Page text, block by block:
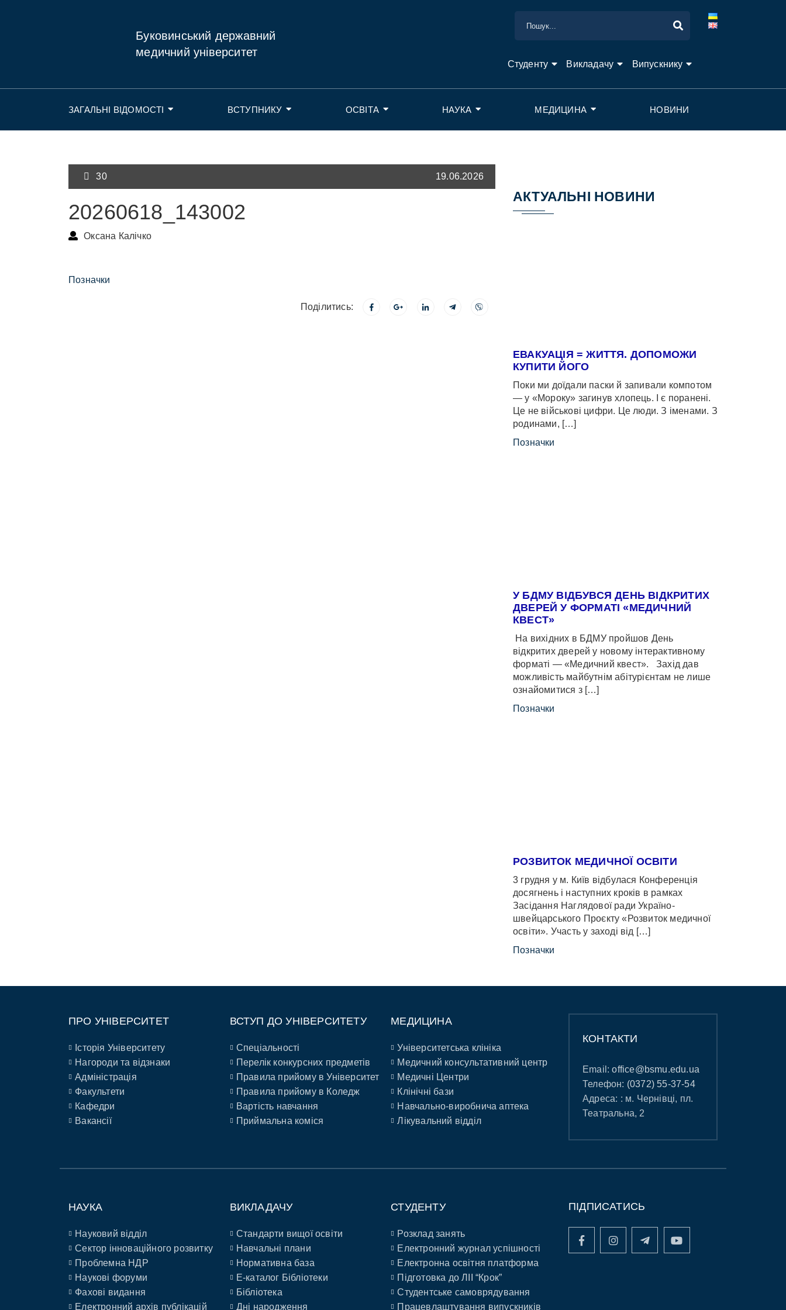
Буковинський державний
медичний університет
Студенту Викладачу Випускнику
ЗАГАЛЬНІ ВІДОМОСТІ ВСТУПНИКУ ОСВІТА НАУКА МЕДИЦИНА НОВИНИ
30 19.06.2026
20260618_143002
Оксана Калічко
Позначки
Поділитись:
АКТУАЛЬНІ НОВИНИ
ЕВАКУАЦІЯ = ЖИТТЯ. ДОПОМОЖИ
КУПИТИ ЙОГО
Поки ми доїдали паски й запивали компотом
— у «Мороку» загинув хлопець. І є поранені.
Це не військові цифри. Це люди. З іменами. З
родинами, […]
Позначки
У БДМУ ВІДБУВСЯ ДЕНЬ ВІДКРИТИХ
ДВЕРЕЙ У ФОРМАТІ «МЕДИЧНИЙ
КВЕСТ»
На вихідних в БДМУ пройшов День
відкритих дверей у новому інтерактивному
форматі — «Медичний квест». Захід дав
можливість майбутнім абітурієнтам не лише
ознайомитися з […]
Позначки
РОЗВИТОК МЕДИЧНОЇ ОСВІТИ
3 грудня у м. Київ відбулася Конференція
досягнень і наступних кроків в рамках
Засідання Наглядової ради Україно-
швейцарського Проєкту «Розвиток медичної
освіти». Участь у заході від […]
Позначки
ПРО УНІВЕРСИТЕТ
Історія Університету
Нагороди та відзнаки
Адміністрація
Факультети
Кафедри
Вакансії
ВСТУП ДО УНІВЕРСИТЕТУ
Спеціальності
Перелік конкурсних предметів
Правила прийому в Університет
Правила прийому в Коледж
Вартість навчання
Приймальна коміся
МЕДИЦИНА
Університетська клініка
Медичний консультативний центр
Медичні Центри
Клінічні бази
Навчально-виробнича аптека
Лікувальний відділ
КОНТАКТИ
Email:office@bsmu.edu.ua
Телефон: (0372) 55-37-54
Адреса: : м. Чернівці, пл.
Театральна, 2
НАУКА
Науковий відділ
Сектор інноваційного розвитку
Проблемна НДР
Наукові форуми
Фахові видання
Електронний архів публікацій
ВИКЛАДАЧУ
Стандарти вищої освіти
Навчальні плани
Нормативна база
E-каталог Бібліотеки
Бібліотека
Дні народження
СТУДЕНТУ
Розклад занять
Електронний журнал успішності
Електронна освітня платформа
Підготовка до ЛІІ “Крок”
Студентське самоврядування
Працевлаштування випускників
ПІДПИСАТИСЬ